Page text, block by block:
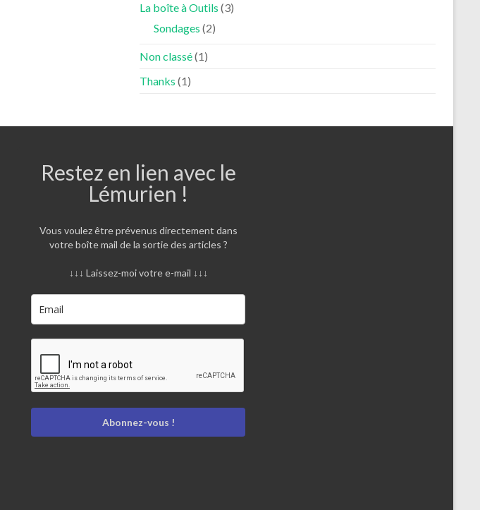
La boîte à Outils (3)
Sondages (2)
Non classé(1)
Thanks (1)
Restez en lien avec le
Lémurien !
Vous voulez être prévenus directement dans
votre boîte mail de la sortie des articles ?
↓↓↓ Laissez-moi votre e-mail ↓↓↓
Abonnez-vous !